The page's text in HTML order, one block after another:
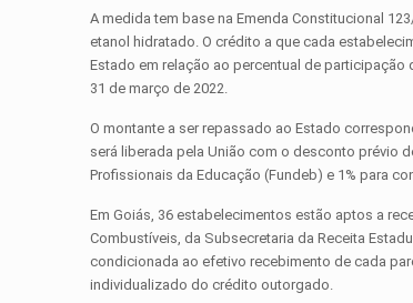
A medida tem base na Emenda Constitucional
etanol hidratado. O crédito a que cada
Estado em relação ao percentual de
31 de março de 2022.
O montante a ser repassado ao Estado
será liberada pela União com o desconto prévio
Profissionais da Educação (Fundeb) e 1% para
Em Goiás, 36 estabelecimentos estão aptos a
Combustíveis, da Subsecretaria da Receita
condicionada ao efetivo recebimento de cada
individualizado do crédito outorgado.